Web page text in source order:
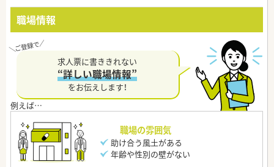
職場情報
求人票に書ききれない
“詳しい職場情報”
をお伝えします！
職場の雰囲気
助け合う風土がある
年齢や性別の壁がない